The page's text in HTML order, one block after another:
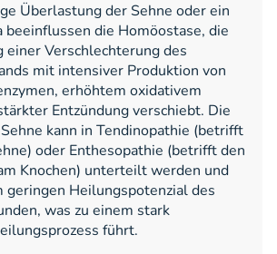
Überlastung der Sehne oder ein
beeinflussen die Homöostase, die
einer Verschlechterung des
mit intensiver Produktion von
erhöhtem oxidativem
Entzündung verschiebt. Die
kann in Tendinopathie (betrifft
oder Enthesopathie (betrifft den
Knochen) unterteilt werden und
geringen Heilungspotenzial des
was zu einem stark
führt.